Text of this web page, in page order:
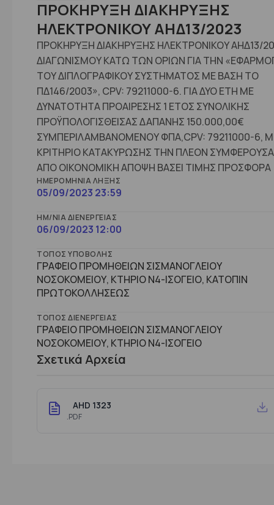
ΠΡΟΚΗΡΥΞΗ ΔΙΑΚΗΡΥΞΗΣ
ΗΛΕΚΤΡΟΝΙΚΟΥ ΑΗΔ13/2023
ΠΡΟΚΗΡΥΞΗ ΔΙΑΚΗΡΥΞΗΣ ΗΛΕΚΤΡΟΝΙΚΟΥ ΑΗΔ13/
ΔΙΑΓΩΝΙΣΜΟΥ ΚΑΤΩ ΤΩΝ ΟΡΙΩΝ ΓΙΑ ΤΗΝ
ΤΟΥ ΔΙΠΛΟΓΡΑΦΙΚΟΥ ΣΥΣΤΗΜΑΤΟΣ ΜΕ ΒΑΣΗ ΤΟ
ΠΔ146/2003», CPV: 79211000-6. ΓΙΑ ΔΥΟ ΕΤΗ ΜΕ
ΔΥΝΑΤΟΤΗΤΑ ΠΡΟΑΙΡΕΣΗΣ 1 ΕΤΟΣ ΣΥΝΟΛΙΚΗΣ
ΠΡΟΫΠΟΛΟΓΙΣΘΕΙΣΑΣ ΔΑΠΑΝΗΣ 150.000,00€
ΣΥΜΠΕΡΙΛΑΜΒΑΝΟΜΕΝΟΥ ΦΠΑ,CPV: 79211000-6,
ΚΡΙΤΗΡΙΟ ΚΑΤΑΚΥΡΩΣΗΣ ΤΗΝ ΠΛΕΟΝ ΣΥΜΦΕΡΟΥΣΑ
ΑΠΟ ΟΙΚΟΝΟΜΙΚΗ ΑΠΟΨΗ ΒΑΣΕΙ ΤΙΜΗΣ ΠΡΟΣΦΟΡΑ
ΗΜΕΡΟΜΗΝΊΑ ΛΉΞΗΣ
05/09/2023 23:59
ΗΜ/ΝΊΑ ΔΙΕΝΈΡΓΕΙΑΣ
06/09/2023 12:00
ΤΌΠΟΣ ΥΠΟΒΟΛΉΣ
ΓΡΑΦΕΙΟ ΠΡΟΜΗΘΕΙΩΝ ΣΙΣΜΑΝΟΓΛΕΙΟΥ
ΝΟΣΟΚΟΜΕΙΟΥ, ΚΤΗΡΙΟ Ν4-ΙΣΟΓΕΙΟ, ΚΑΤΟΠΙΝ
ΠΡΩΤΟΚΟΛΛΗΣΕΩΣ
ΤΌΠΟΣ ΔΙΕΝΈΡΓΕΙΑΣ
ΓΡΑΦΕΙΟ ΠΡΟΜΗΘΕΙΩΝ ΣΙΣΜΑΝΟΓΛΕΙΟΥ
ΝΟΣΟΚΟΜΕΙΟΥ, ΚΤHΡΙΟ Ν4-ΙΣΟΓΕΙΟ
Σχετικά Αρχεία
AHD 1323
.PDF